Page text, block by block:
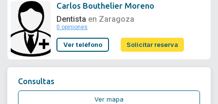
Soporte
Carlos Bouthelier Moreno
Dentista en Zaragoza
0 opiniones
Ver teléfono Solicitar reserva
Consultas
Ver mapa